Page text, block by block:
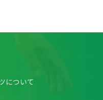
について